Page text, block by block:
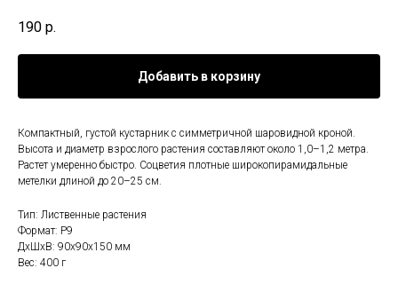
190 р.
Добавить в корзину
Компактный, густой кустарник с симметричной шаровидной кроной.
Высота и диаметр взрослого растения составляют около 1,0–1,2 метра.
Растет умеренно быстро. Соцветия плотные широкопирамидальные
метелки длиной до 20–25 см.
Тип: Лиственные растения
Формат: P9
ДxШxВ: 90x90x150 мм
Вес: 400 г